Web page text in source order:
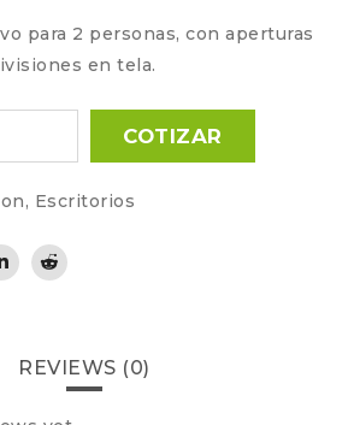
para 2 personas, con aperturas
en tela.
COTIZAR
, Escritorios
REVIEWS (0)